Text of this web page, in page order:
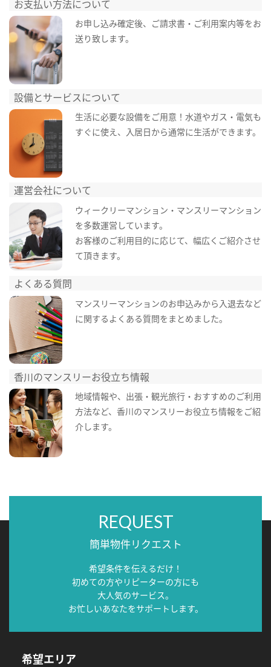
お支払い方法について
お申し込み確定後、ご請求書・ご利用案内等をお
送り致します。
設備とサービスについて
生活に必要な設備をご用意！水道やガス・電気も
すぐに使え、入居日から通常に生活ができます。
運営会社について
ウィークリーマンション・マンスリーマンション
を多数運営しています。
お客様のご利用目的に応じて、幅広くご紹介させ
て頂きます。
よくある質問
マンスリーマンションのお申込みから入退去など
に関するよくある質問をまとめました。
香川のマンスリーお役立ち情報
地域情報や、出張・観光旅行・おすすめのご利用
方法など、香川のマンスリーお役立ち情報をご紹
介します。
REQUEST
簡単物件リクエスト
希望条件を伝えるだけ！
初めての方やリピーターの方にも
大人気のサービス。
お忙しいあなたをサポートします。
希望エリア